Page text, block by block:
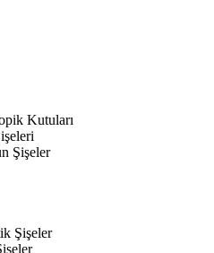
Kutuları
Şişeler
Şişeler